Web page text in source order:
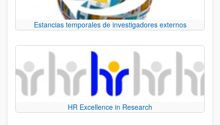
Estancias temporales de investigadores externos
HR Excellence in Research